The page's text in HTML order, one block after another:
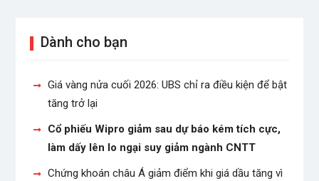
Dành cho bạn
Giá vàng nửa cuối 2026: UBS chỉ ra điều kiện để bật
tăng trở lại
Cổ phiếu Wipro giảm sau dự báo kém tích cực,
làm dấy lên lo ngại suy giảm ngành CNTT
Chứng khoán châu Á giảm điểm khi giá dầu tăng vì